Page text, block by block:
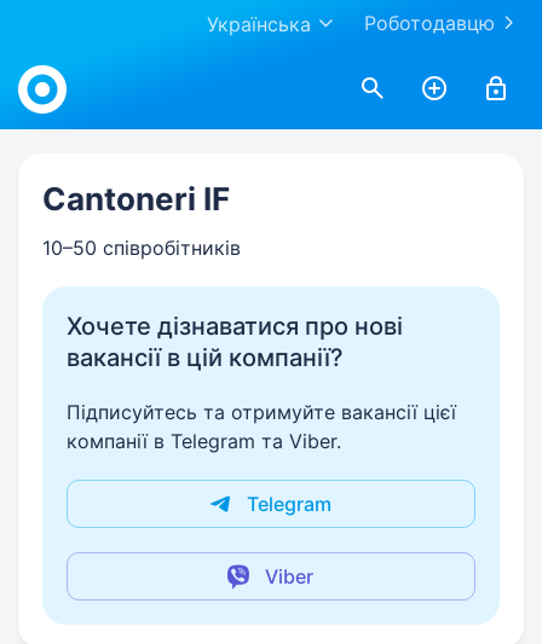
Роботодавцю
Українська
Work.ua
Cantoneri IF
10–50 співробітників
Хочете дізнаватися про нові
вакансії в цій компанії?
Підписуйтесь та отримуйте вакансії цієї
компанії в Telegram та Viber.
Telegram
Viber